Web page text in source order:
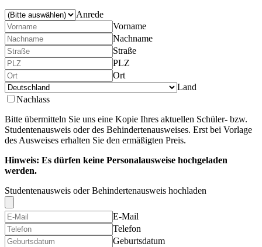
Anrede
Vorname
Nachname
Straße
PLZ
Ort
Land
Nachlass
Bitte übermitteln Sie uns eine Kopie Ihres aktuellen Schüler- bzw.
Studentenausweis oder des Behindertenausweises. Erst bei Vorlage
des Ausweises erhalten Sie den ermäßigten Preis.
Hinweis: Es dürfen keine Personalausweise hochgeladen
werden.
Studentenausweis oder Behindertenausweis hochladen
E-Mail
Telefon
Geburtsdatum